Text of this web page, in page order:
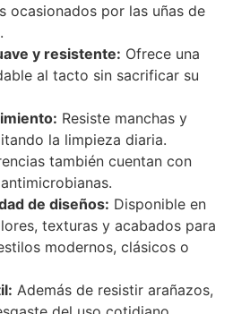
ocasionados por las uñas de
y resistente: Ofrece una
al tacto sin sacrificar su
Resiste manchas y
la limpieza diaria.
también cuentan con
de diseños: Disponible en
texturas y acabados para
modernos, clásicos o
Además de resistir arañazos,